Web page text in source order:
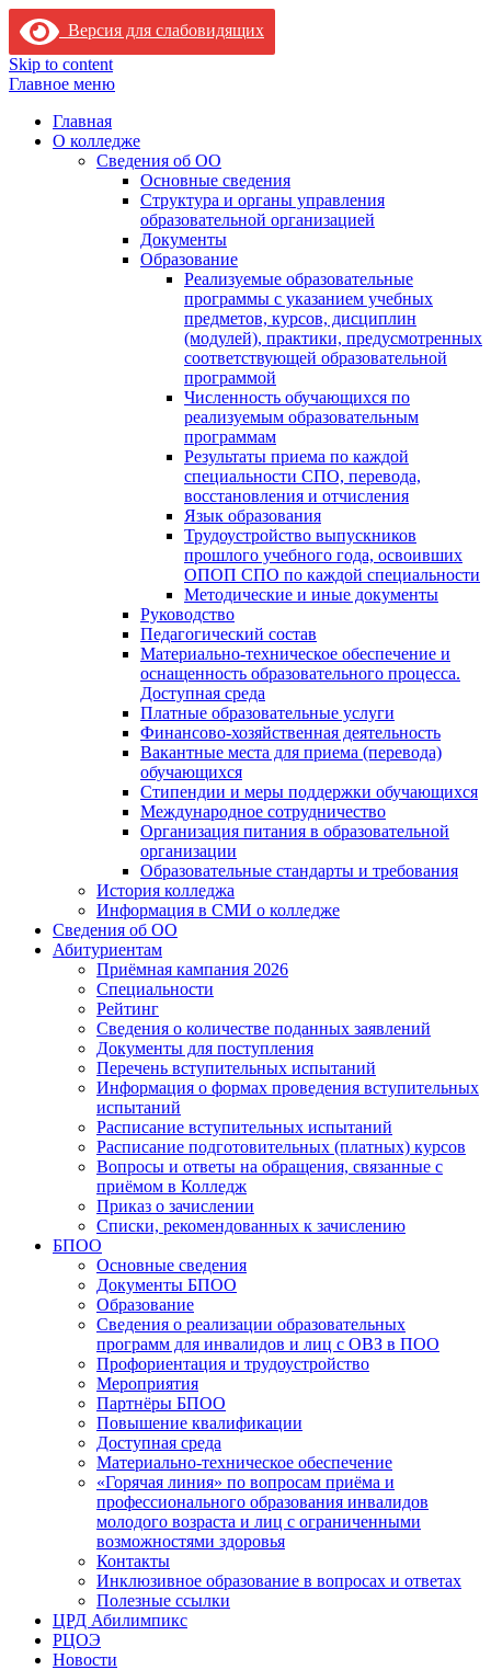
Версия для слабовидящих
Skip to content
Главное меню
Главная
О колледже
Сведения об ОО
Основные сведения
Структура и органы управления
образовательной организацией
Документы
Образование
Реализуемые образовательные
программы с указанием учебных
предметов, курсов, дисциплин
(модулей), практики, предусмотренных
соответствующей образовательной
программой
Численность обучающихся по
реализуемым образовательным
программам
Результаты приема по каждой
специальности СПО, перевода,
восстановления и отчисления
Язык образования
Трудоустройство выпускников
прошлого учебного года, освоивших
ОПОП СПО по каждой специальности
Методические и иные документы
Руководство
Педагогический состав
Материально-техническое обеспечение и
оснащенность образовательного процесса.
Доступная среда
Платные образовательные услуги
Финансово-хозяйственная деятельность
Вакантные места для приема (перевода)
обучающихся
Стипендии и меры поддержки обучающихся
Международное сотрудничество
Организация питания в образовательной
организации
Образовательные стандарты и требования
История колледжа
Информация в СМИ о колледже
Сведения об ОО
Абитуриентам
Приёмная кампания 2026
Специальности
Рейтинг
Сведения о количестве поданных заявлений
Документы для поступления
Перечень вступительных испытаний
Информация о формах проведения вступительных
испытаний
Расписание вступительных испытаний
Расписание подготовительных (платных) курсов
Вопросы и ответы на обращения, связанные с
приёмом в Колледж
Приказ о зачислении
Списки, рекомендованных к зачислению
БПОО
Основные сведения
Документы БПОО
Образование
Сведения о реализации образовательных
программ для инвалидов и лиц с ОВЗ в ПОО
Профориентация и трудоустройство
Мероприятия
Партнёры БПОО
Повышение квалификации
Доступная среда
Материально-техническое обеспечение
«Горячая линия» по вопросам приёма и
профессионального образования инвалидов
молодого возраста и лиц с ограниченными
возможностями здоровья
Контакты
Инклюзивное образование в вопросах и ответах
Полезные ссылки
ЦРД Абилимпикс
РЦОЭ
Новости